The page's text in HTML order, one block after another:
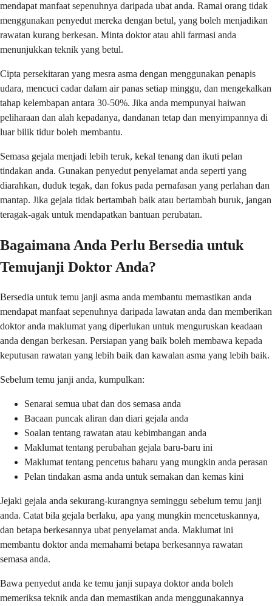
mendapat manfaat sepenuhnya daripada ubat anda. Ramai orang tidak
menggunakan penyedut mereka dengan betul, yang boleh menjadikan
rawatan kurang berkesan. Minta doktor atau ahli farmasi anda
menunjukkan teknik yang betul.
Cipta persekitaran yang mesra asma dengan menggunakan penapis
udara, mencuci cadar dalam air panas setiap minggu, dan mengekalkan
tahap kelembapan antara 30-50%. Jika anda mempunyai haiwan
peliharaan dan alah kepadanya, dandanan tetap dan menyimpannya di
luar bilik tidur boleh membantu.
Semasa gejala menjadi lebih teruk, kekal tenang dan ikuti pelan
tindakan anda. Gunakan penyedut penyelamat anda seperti yang
diarahkan, duduk tegak, dan fokus pada pernafasan yang perlahan dan
mantap. Jika gejala tidak bertambah baik atau bertambah buruk, jangan
teragak-agak untuk mendapatkan bantuan perubatan.
Bagaimana Anda Perlu Bersedia untuk
Temujanji Doktor Anda?
Bersedia untuk temu janji asma anda membantu memastikan anda
mendapat manfaat sepenuhnya daripada lawatan anda dan memberikan
doktor anda maklumat yang diperlukan untuk menguruskan keadaan
anda dengan berkesan. Persiapan yang baik boleh membawa kepada
keputusan rawatan yang lebih baik dan kawalan asma yang lebih baik.
Sebelum temu janji anda, kumpulkan:
Senarai semua ubat dan dos semasa anda
Bacaan puncak aliran dan diari gejala anda
Soalan tentang rawatan atau kebimbangan anda
Maklumat tentang perubahan gejala baru-baru ini
Maklumat tentang pencetus baharu yang mungkin anda perasan
Pelan tindakan asma anda untuk semakan dan kemas kini
Jejaki gejala anda sekurang-kurangnya seminggu sebelum temu janji
anda. Catat bila gejala berlaku, apa yang mungkin mencetuskannya,
dan betapa berkesannya ubat penyelamat anda. Maklumat ini
membantu doktor anda memahami betapa berkesannya rawatan
semasa anda.
Bawa penyedut anda ke temu janji supaya doktor anda boleh
memeriksa teknik anda dan memastikan anda menggunakannya